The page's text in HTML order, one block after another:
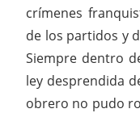
crímenes
de los partidos y
Siempre dentro
ley desprendida
obrero no pudo